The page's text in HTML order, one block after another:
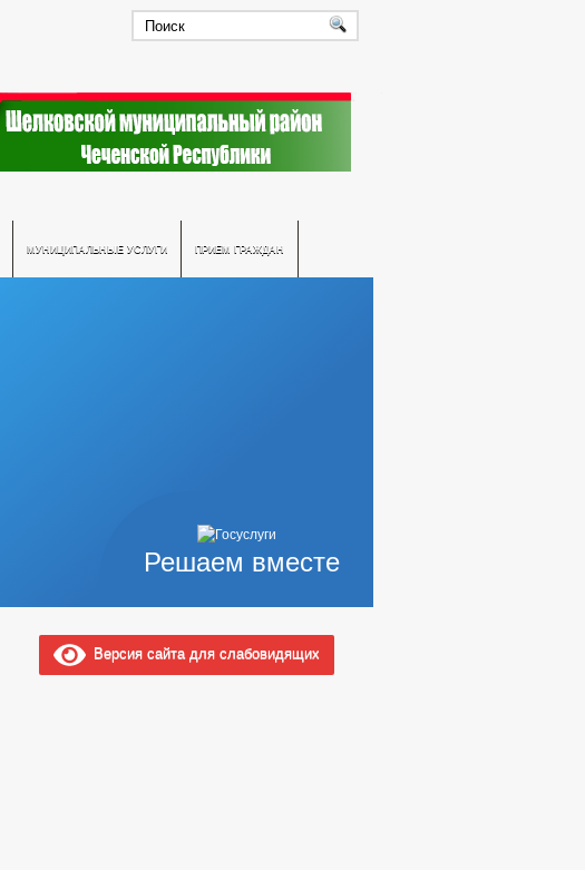
МУНИЦИПАЛЬНЫЕ УСЛУГИ ПРИЕМ ГРАЖДАН
Решаем вместе
Версия сайта для слабовидящих